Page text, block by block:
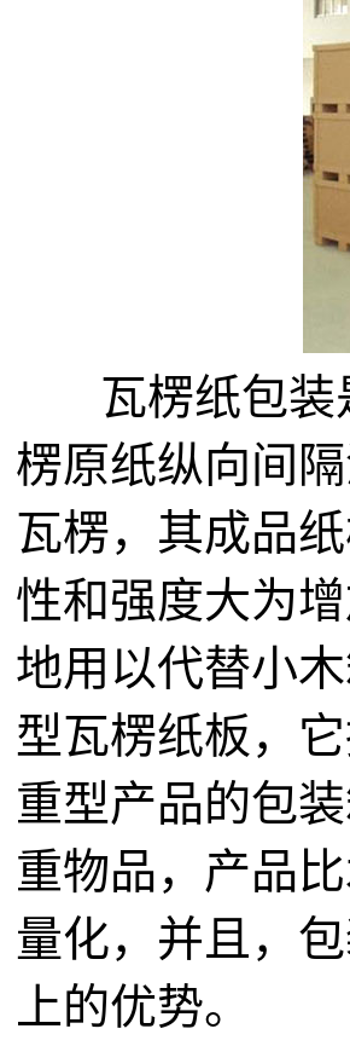
瓦楞纸包装
楞原纸纵向间
瓦楞，其成品
性和强度大为
地用以代替小
型瓦楞纸板，
重型产品的包
重物品，产品
量化，并且，
上的优势。